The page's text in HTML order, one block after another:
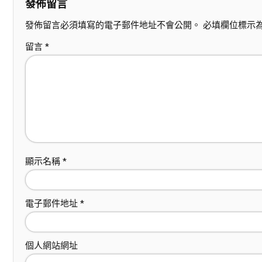
發佈留言
發佈留言必須填寫的電子郵件地址不會公開。 必填欄位標示
留言 *
顯示名稱 *
電子郵件地址 *
個人網站網址